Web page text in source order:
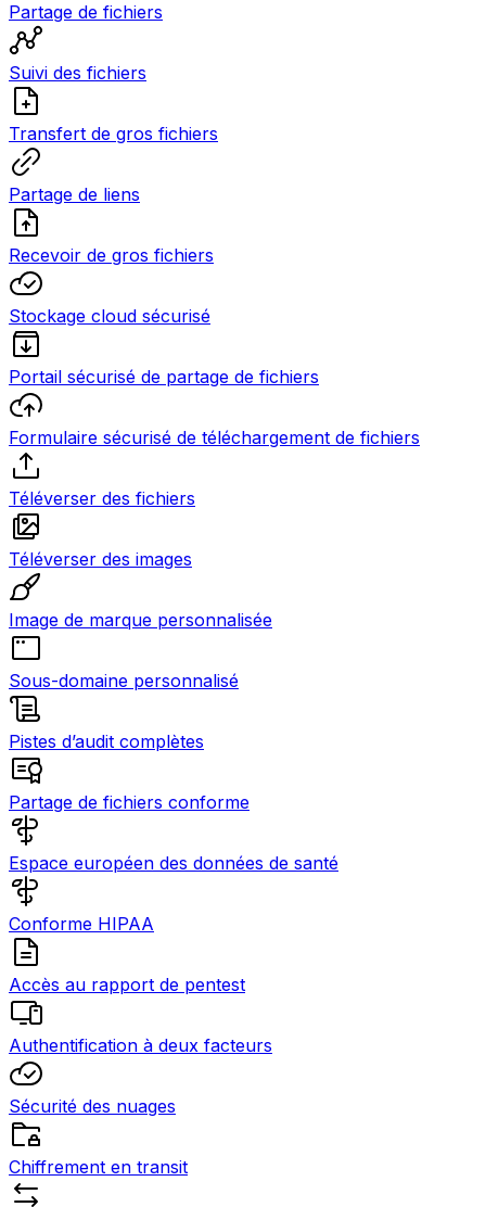
Partage de fichiers
Suivi des fichiers
Transfert de gros fichiers
Partage de liens
Recevoir de gros fichiers
Stockage cloud sécurisé
Portail sécurisé de partage de fichiers
Formulaire sécurisé de téléchargement de fichiers
Téléverser des fichiers
Téléverser des images
Image de marque personnalisée
Sous-domaine personnalisé
Pistes d’audit complètes
Partage de fichiers conforme
Espace européen des données de santé
Conforme HIPAA
Accès au rapport de pentest
Authentification à deux facteurs
Sécurité des nuages
Chiffrement en transit